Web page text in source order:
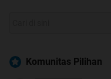
Komunitas Pilihan